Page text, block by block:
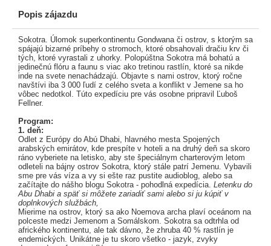
Popis zájazdu
Sokotra. Úlomok superkontinentu Gondwana či ostrov, s ktorým sa
spájajú bizarné príbehy o stromoch, ktoré obsahovali dračiu krv či
tých, ktoré vyrastali z uhorky. Polopúštna Sokotra má bohatú a
jedinečnú flóru a faunu s viac ako tretinou rastlín, ktoré sa nikde
inde na svete nenachádzajú. Objavte s nami ostrov, ktorý ročne
navštívi iba 3 000 ľudí z celého sveta a konflikt v Jemene sa ho
vôbec nedotkol. Túto expedíciu pre vás osobne pripravil Ľuboš
Fellner.
Program:
1. deň:
Odlet z Európy do Abú Dhabi, hlavného mesta Spojených
arabských emirátov, kde prespíte v hoteli a na druhý deň sa skoro
ráno vyberiete na letisko, aby ste špeciálnym charterovým letom
odleteli na bájny ostrov Sokotra, ktorý stále patrí Jemenu. Vybavili
sme pre vás víza a vy si ešte raz pustite audioblog, alebo sa
začítajte do nášho blogu Sokotra - pohodlná expedícia. Letenku do
Abu Dhabi a späť si môžete zariadiť sami alebo si ju kúpiť v
doplnkových službách,
Mierime na ostrov, ktorý sa ako Noemova archa plaví oceánom na
polceste medzi Jemenom a Somálskom. Sokotra sa odtrhla od
afrického kontinentu, ale tak dávno, že zhruba 40 % rastlín je
endemických. Unikátne je tu skoro všetko - jazyk, zvyky